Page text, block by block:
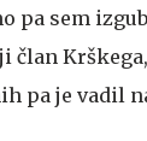
pa sem
član
pa je vadil